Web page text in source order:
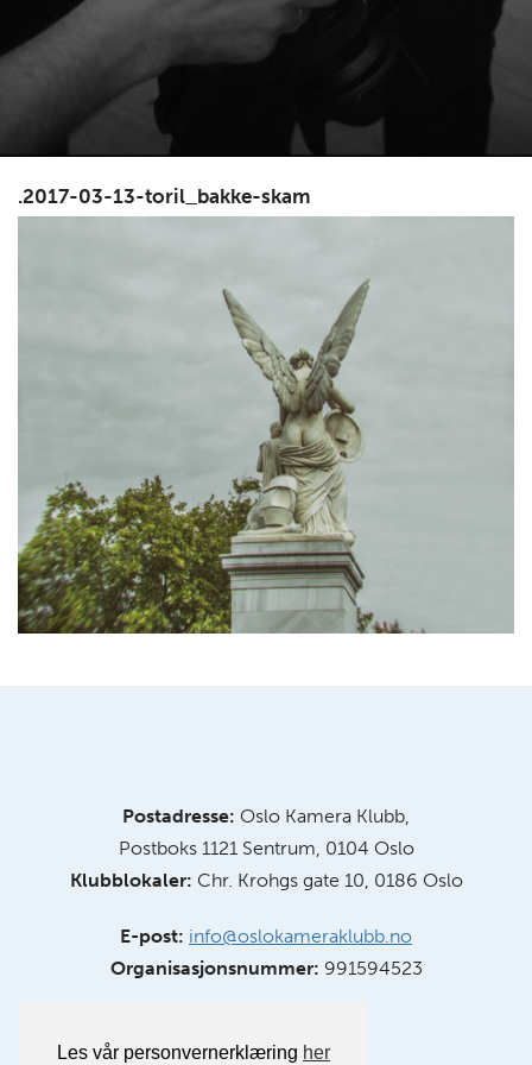
Les vår personvernerklæring her
.2017-03-13-toril_bakke-skam
Postadresse: Oslo Kamera Klubb,
Postboks 1121 Sentrum, 0104 Oslo
Klubblokaler: Chr. Krohgs gate 10, 0186 Oslo
E-post: info@oslokameraklubb.no
Organisasjonsnummer: 991594523